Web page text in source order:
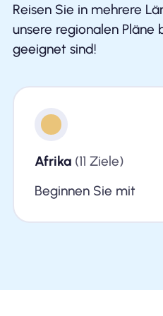
Reisen Sie in mehrere
unsere regionalen Pläne
geeignet sind!
Afrika(11 Ziele)
Beginnen Sie mit